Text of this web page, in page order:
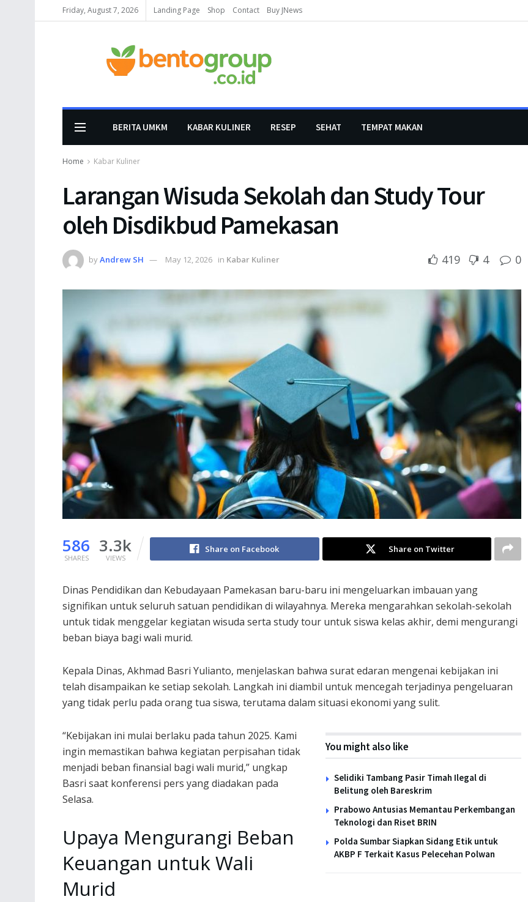
Friday, August 7, 2026 Landing Page Shop Contact Buy JNews
BERITA UMKM KABAR KULINER RESEP SEHAT TEMPAT MAKAN
Home Kabar Kuliner
Larangan Wisuda Sekolah dan Study Tour
oleh Disdikbud Pamekasan
byAndrew SH May 12, 2026 in Kabar Kuliner 419 4 0
586
SHARES
3.3k
VIEWS
Share on Facebook Share on Twitter
Dinas Pendidikan dan Kebudayaan Pamekasan baru-baru ini mengeluarkan imbauan yang
signifikan untuk seluruh satuan pendidikan di wilayahnya. Mereka mengarahkan sekolah-sekolah
untuk tidak menggelar kegiatan wisuda serta study tour untuk siswa kelas akhir, demi mengurangi
beban biaya bagi wali murid.
Kepala Dinas, Akhmad Basri Yulianto, menjelaskan bahwa surat edaran mengenai kebijakan ini
telah disampaikan ke setiap sekolah. Langkah ini diambil untuk mencegah terjadinya pengeluaran
yang tidak perlu pada orang tua siswa, terutama dalam situasi ekonomi yang sulit.
You might also like
Selidiki Tambang Pasir Timah Ilegal di
Belitung oleh Bareskrim
Prabowo Antusias Memantau Perkembangan
Teknologi dan Riset BRIN
Polda Sumbar Siapkan Sidang Etik untuk
AKBP F Terkait Kasus Pelecehan Polwan
“Kebijakan ini mulai berlaku pada tahun 2025. Kami
ingin memastikan bahwa kegiatan perpisahan tidak
menjadi beban finansial bagi wali murid,” ungkap
Basri saat konferensi pers yang diadakan pada
Selasa.
Upaya Mengurangi Beban
Keuangan untuk Wali
Murid